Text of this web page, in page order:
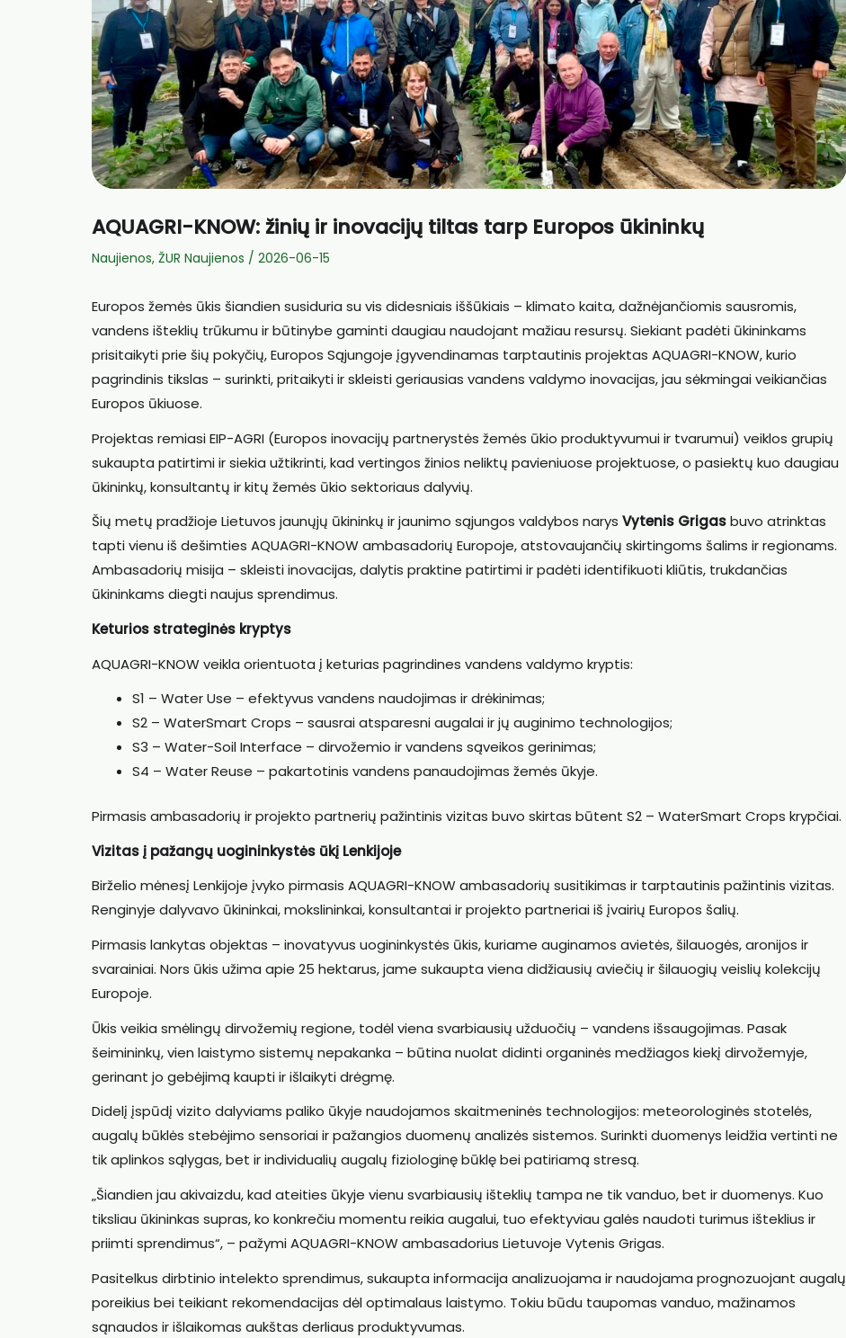
AQUAGRI-KNOW: žinių ir inovacijų tiltas tarp Europos ūkininkų
Naujienos, ŽUR Naujienos / 2026-06-15
Europos žemės ūkis šiandien susiduria su vis didesniais iššūkiais – klimato kaita, dažnėjančiomis sausromis,
vandens išteklių trūkumu ir būtinybe gaminti daugiau naudojant mažiau resursų. Siekiant padėti ūkininkams
prisitaikyti prie šių pokyčių, Europos Sąjungoje įgyvendinamas tarptautinis projektas AQUAGRI-KNOW, kurio
pagrindinis tikslas – surinkti, pritaikyti ir skleisti geriausias vandens valdymo inovacijas, jau sėkmingai veikiančias
Europos ūkiuose.
Projektas remiasi EIP-AGRI (Europos inovacijų partnerystės žemės ūkio produktyvumui ir tvarumui) veiklos grupių
sukaupta patirtimi ir siekia užtikrinti, kad vertingos žinios neliktų pavieniuose projektuose, o pasiektų kuo daugiau
ūkininkų, konsultantų ir kitų žemės ūkio sektoriaus dalyvių.
Šių metų pradžioje Lietuvos jaunųjų ūkininkų ir jaunimo sąjungos valdybos narys Vytenis Grigasbuvo atrinktas
tapti vienu iš dešimties AQUAGRI-KNOW ambasadorių Europoje, atstovaujančių skirtingoms šalims ir regionams.
Ambasadorių misija – skleisti inovacijas, dalytis praktine patirtimi ir padėti identifikuoti kliūtis, trukdančias
ūkininkams diegti naujus sprendimus.
Keturios strateginės kryptys
AQUAGRI-KNOW veikla orientuota į keturias pagrindines vandens valdymo kryptis:
S1 – Water Use – efektyvus vandens naudojimas ir drėkinimas;
S2 – WaterSmart Crops – sausrai atsparesni augalai ir jų auginimo technologijos;
S3 – Water-Soil Interface – dirvožemio ir vandens sąveikos gerinimas;
S4 – Water Reuse – pakartotinis vandens panaudojimas žemės ūkyje.
Pirmasis ambasadorių ir projekto partnerių pažintinis vizitas buvo skirtas būtent S2 – WaterSmart Crops krypčiai.
Vizitas į pažangų uogininkystės ūkį Lenkijoje
Birželio mėnesį Lenkijoje įvyko pirmasis AQUAGRI-KNOW ambasadorių susitikimas ir tarptautinis pažintinis vizitas.
Renginyje dalyvavo ūkininkai, mokslininkai, konsultantai ir projekto partneriai iš įvairių Europos šalių.
Pirmasis lankytas objektas – inovatyvus uogininkystės ūkis, kuriame auginamos avietės, šilauogės, aronijos ir
svarainiai. Nors ūkis užima apie 25 hektarus, jame sukaupta viena didžiausių aviečių ir šilauogių veislių kolekcijų
Europoje.
Ūkis veikia smėlingų dirvožemių regione, todėl viena svarbiausių užduočių – vandens išsaugojimas. Pasak
šeimininkų, vien laistymo sistemų nepakanka – būtina nuolat didinti organinės medžiagos kiekį dirvožemyje,
gerinant jo gebėjimą kaupti ir išlaikyti drėgmę.
Didelį įspūdį vizito dalyviams paliko ūkyje naudojamos skaitmeninės technologijos: meteorologinės stotelės,
augalų būklės stebėjimo sensoriai ir pažangios duomenų analizės sistemos. Surinkti duomenys leidžia vertinti ne
tik aplinkos sąlygas, bet ir individualių augalų fiziologinę būklę bei patiriamą stresą.
„Šiandien jau akivaizdu, kad ateities ūkyje vienu svarbiausių išteklių tampa ne tik vanduo, bet ir duomenys. Kuo
tiksliau ūkininkas supras, ko konkrečiu momentu reikia augalui, tuo efektyviau galės naudoti turimus išteklius ir
priimti sprendimus“, – pažymi AQUAGRI-KNOW ambasadorius Lietuvoje Vytenis Grigas.
Pasitelkus dirbtinio intelekto sprendimus, sukaupta informacija analizuojama ir naudojama prognozuojant augalų
poreikius bei teikiant rekomendacijas dėl optimalaus laistymo. Tokiu būdu taupomas vanduo, mažinamos
sąnaudos ir išlaikomas aukštas derliaus produktyvumas.